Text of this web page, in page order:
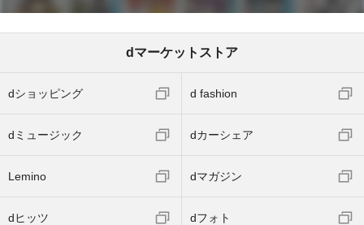
dマーケットストア
dショッピング d fashion
dミュージック dカーシェア
Lemino dマガジン
dヒッツ dフォト